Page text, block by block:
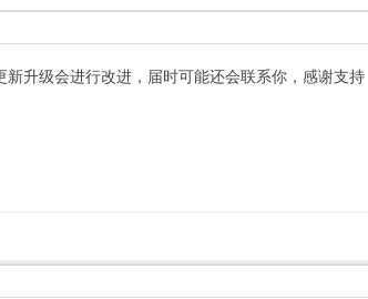
升级会进行改进，届时可能还会联系你，感谢支持